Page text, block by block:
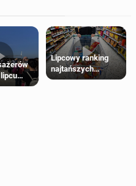
Lipcowy ranking
najtańszych
supermarketów